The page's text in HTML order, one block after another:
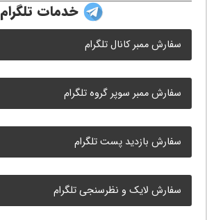
خدمات تلگرام
سفارش ممبر کانال تلگرام
سفارش ممبر سوپر گروه تلگرام
سفارش بازدید پست تلگرام
سفارش لایک و نظرسنجی تلگرام